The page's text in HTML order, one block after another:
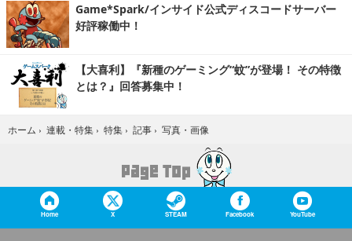
Game*Spark/インサイド公式ディスコードサーバー
好評稼働中！
【大喜利】『新種のゲーミング“蚊”が登場！ その特徴
とは？』回答募集中！
ホーム › 連載・特集 › 特集 › 記事 › 写真・画像
Home X STEAM Facebook YouTube